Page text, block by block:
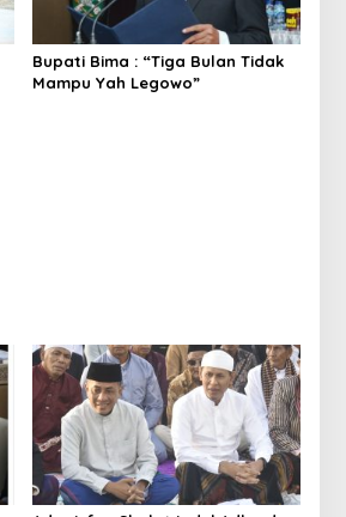
Bupati Bima : “Tiga Bulan Tidak
Mampu Yah Legowo”